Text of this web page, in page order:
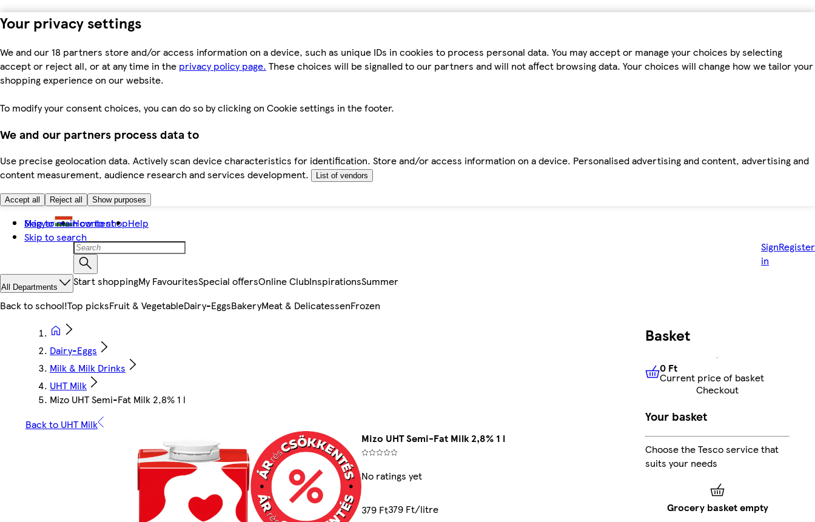
Your privacy settings
We and our 18 partners store and/or access information on a device, such as unique IDs in cookies to process personal data. You may accept or manage your choices by selecting
accept or reject all, or at any time in the privacy policy page. These choices will be signalled to our partners and will not affect browsing data. Your choices will change how we tailor your
shopping experience on our website.
To modify your consent choices, you can do so by clicking on Cookie settings in the footer.
We and our partners process data to
Use precise geolocation data. Actively scan device characteristics for identification. Store and/or access information on a device. Personalised advertising and content, advertising and
content measurement, audience research and services development.
List of vendors
Accept all Reject all Show purposes
Skip to main content
Skip to search
Magyar How to shopHelp
Sign
in
Register
All Departments Start shoppingMy FavouritesSpecial offersOnline ClubInspirationsSummer
Back to school!Top picksFruit & VegetableDairy-EggsBakeryMeat & DelicatessenFrozen
Dairy-Eggs
Milk & Milk Drinks
UHT Milk
Mizo UHT Semi-Fat Milk 2,8% 1 l
Back to UHT Milk
Mizo UHT Semi-Fat Milk 2,8% 1 l
No ratings yet
379 Ft379 Ft/litre
Basket
0 FtCurrent price of basket
0 Ft
Current price of basket
Checkout
Your basket
Choose the Tesco service that
suits your needs
Grocery basket empty